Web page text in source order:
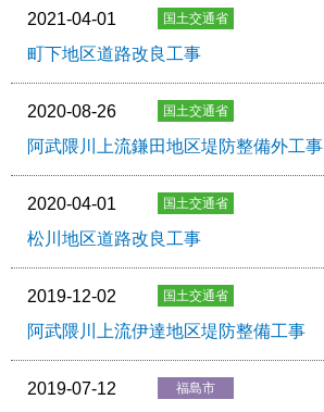
2021-04-01
町下地区道路改良工事
2020-08-26
阿武隈川上流鎌田地区堤防整備外工事
2020-04-01
松川地区道路改良工事
2019-12-02
阿武隈川上流伊達地区堤防整備工事
2019-07-12